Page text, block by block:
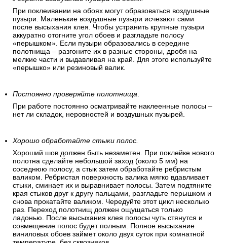
При поклеивании на обоях могут образоваться воздушные
пузыри. Маленькие воздушные пузыри исчезают сами
после высыхания клея. Чтобы устранить крупные пузыри
аккуратно отогните угол обоев и разгладьте полосу
«перышком». Если пузыри образовались в середине
полотнища – разгоните их в разные стороны, дробя на
мелкие части и выдавливая на край. Для этого используйте
«перышко» или резиновый валик.
Постоянно проверяйте полотнища.
При работе постоянно осматривайте наклеенные полосы –
нет ли складок, неровностей и воздушных пузырей.
Хорошо обработайте стыки полос.
Хороший шов должен быть незаметен. При поклейке нового
полотна сделайте небольшой заход (около 5 мм) на
соседнюю полосу, а стык затем обработайте ребристым
валиком. Ребристая поверхность валика мягко вдавливает
стыки, сминает их и выравнивает полосы. Затем подтяните
края стыков друг к другу пальцами, разгладьте перышком и
снова прокатайте валиком. Чередуйте этот цикл несколько
раз. Переход полотнищ должен ощущаться только
ладонью. После высыхания клея полосы чуть стянутся и
совмещение полос будет полным. Полное высыхание
виниловых обоев займет около двух суток при комнатной